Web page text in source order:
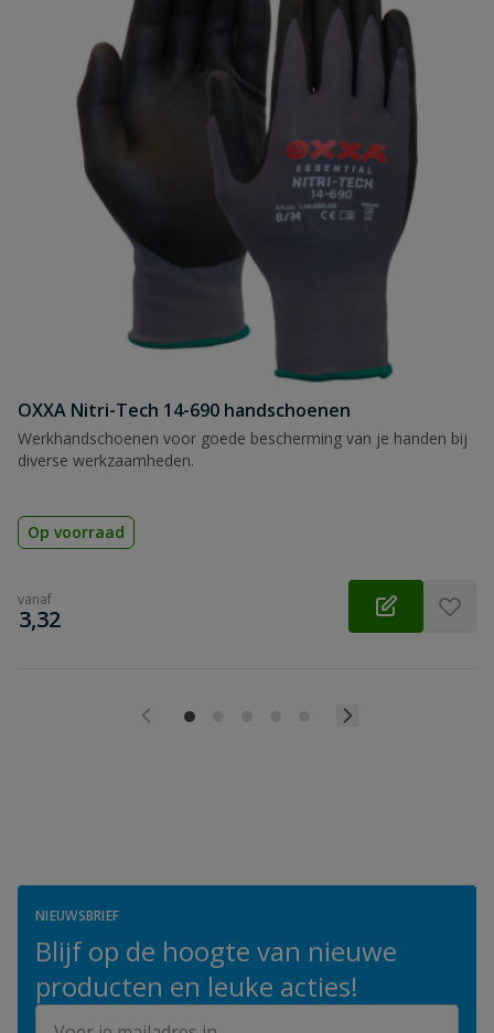
OXXA Nitri-Tech 14-690 handschoenen
Werkhandschoenen voor goede bescherming van je handen bij
diverse werkzaamheden.
Op voorraad
vanaf
€
3,32
NIEUWSBRIEF
Blijf op de hoogte van nieuwe
producten en leuke acties!